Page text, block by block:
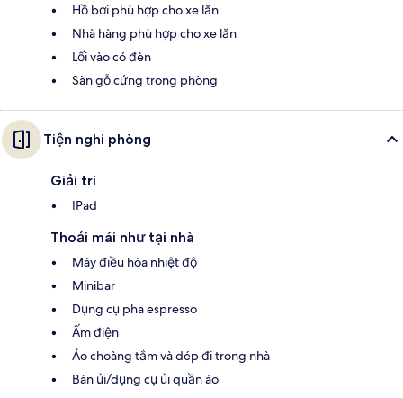
Hồ bơi phù hợp cho xe lăn
Nhà hàng phù hợp cho xe lăn
Lối vào có đèn
Sàn gỗ cứng trong phòng
Tiện nghi phòng
Giải trí
IPad
Thoải mái như tại nhà
Máy điều hòa nhiệt độ
Minibar
Dụng cụ pha espresso
Ấm điện
Áo choàng tắm và dép đi trong nhà
Bàn ủi/dụng cụ ủi quần áo